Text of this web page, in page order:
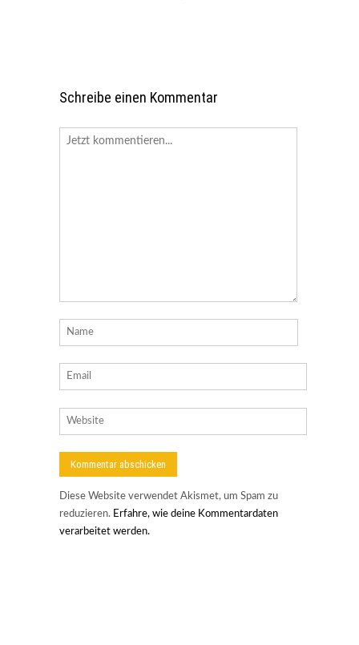
Schreibe einen Kommentar
Diese Website verwendet Akismet, um Spam zu
reduzieren. Erfahre, wie deine Kommentardaten
verarbeitet werden.